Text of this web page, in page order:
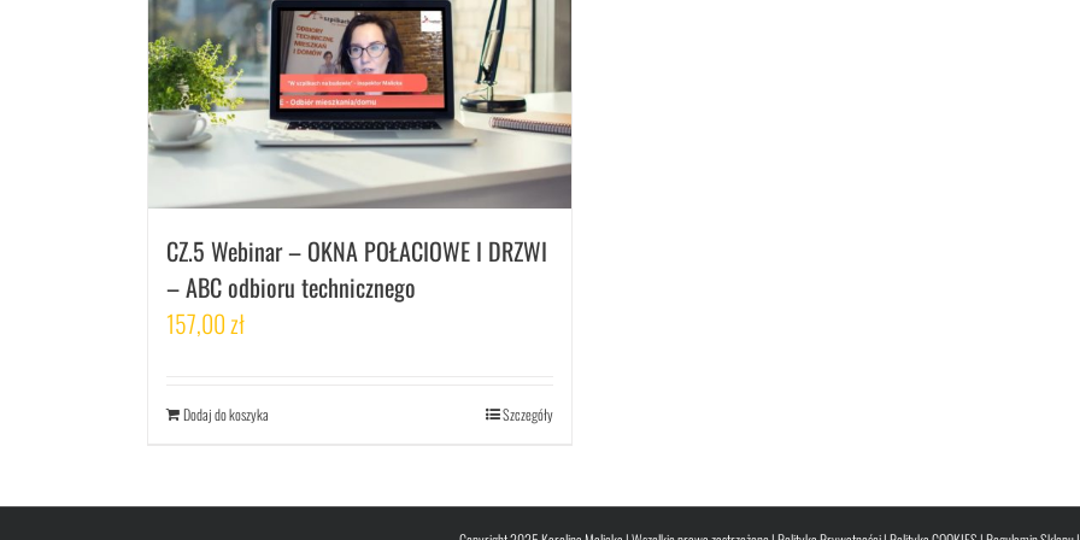
CZ.5 Webinar – OKNA POŁACIOWE I DRZWI
– ABC odbioru technicznego
157,00zł
Dodaj do koszyka Szczegóły